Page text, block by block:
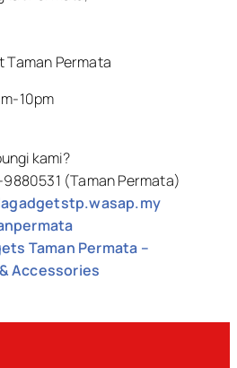
Taman Permata
10pm
kami?
(Taman Permata)
Taman Permata –
Accessories